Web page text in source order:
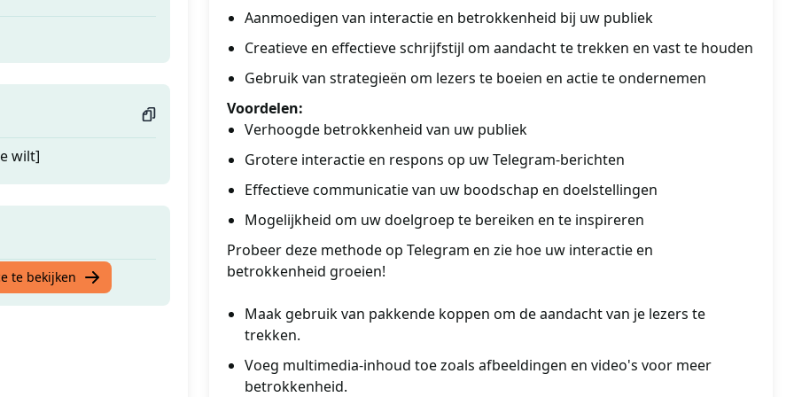
wilt]
te bekijken
Aanmoedigen van interactie en betrokkenheid bij uw publiek
Creatieve en effectieve schrijfstijl om aandacht te trekken en vast te houden
Gebruik van strategieën om lezers te boeien en actie te ondernemen
Voordelen:
Verhoogde betrokkenheid van uw publiek
Grotere interactie en respons op uw Telegram-berichten
Effectieve communicatie van uw boodschap en doelstellingen
Mogelijkheid om uw doelgroep te bereiken en te inspireren
Probeer deze methode op Telegram en zie hoe uw interactie en
betrokkenheid groeien!
Maak gebruik van pakkende koppen om de aandacht van je lezers te
trekken.
Voeg multimedia-inhoud toe zoals afbeeldingen en video's voor meer
betrokkenheid.